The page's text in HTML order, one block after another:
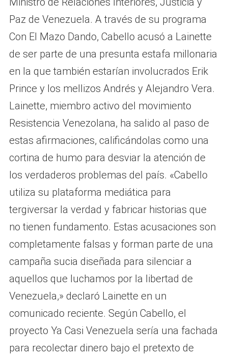
Paz de Venezuela. A través de su programa
Con El Mazo Dando, Cabello acusó a Lainette
de ser parte de una presunta estafa millonaria
en la que también estarían involucrados Erik
Prince y los mellizos Andrés y Alejandro Vera.
Lainette, miembro activo del movimiento
Resistencia Venezolana, ha salido al paso de
estas afirmaciones, calificándolas como una
cortina de humo para desviar la atención de
los verdaderos problemas del país. «Cabello
utiliza su plataforma mediática para
tergiversar la verdad y fabricar historias que
no tienen fundamento. Estas acusaciones son
completamente falsas y forman parte de una
campaña sucia diseñada para silenciar a
aquellos que luchamos por la libertad de
Venezuela,» declaró Lainette en un
comunicado reciente. Según Cabello, el
proyecto Ya Casi Venezuela sería una fachada
para recolectar dinero bajo el pretexto de